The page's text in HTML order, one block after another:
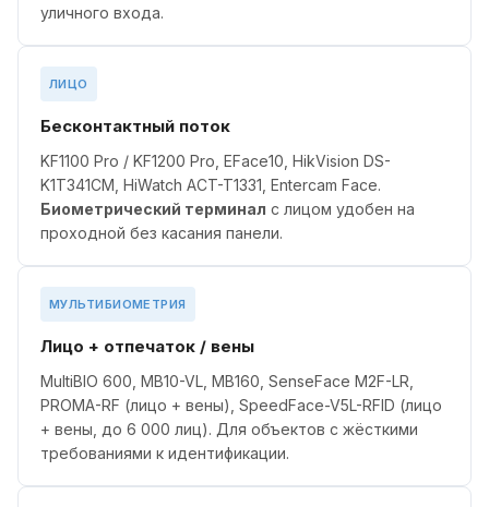
уличного входа.
ЛИЦО
Бесконтактный поток
KF1100 Pro / KF1200 Pro, EFace10, HikVision DS-
K1T341CM, HiWatch ACT-T1331, Entercam Face.
Биометрический терминал с лицом удобен на
проходной без касания панели.
МУЛЬТИБИОМЕТРИЯ
Лицо + отпечаток / вены
MultiBIO 600, MB10-VL, MB160, SenseFace M2F-LR,
PROMA-RF (лицо + вены), SpeedFace-V5L-RFID (лицо
+ вены, до 6 000 лиц). Для объектов с жёсткими
требованиями к идентификации.